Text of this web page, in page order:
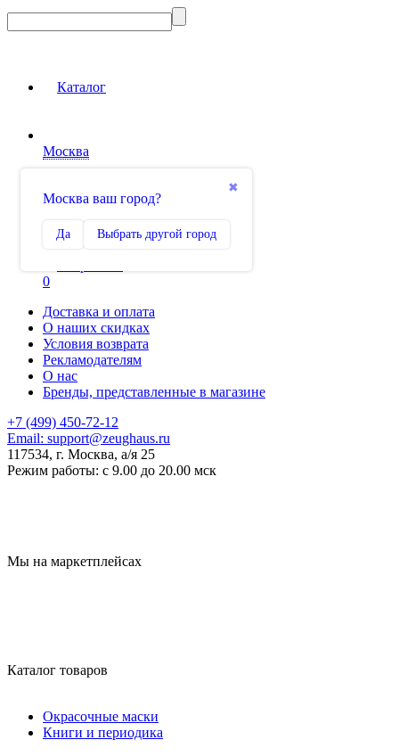
Каталог
Москва
✖
Москва ваш город?
Да Выбрать другой город
Сравнение
0
Доставка и оплата
О наших скидках
Условия возврата
Рекламодателям
О нас
Бренды, представленные в магазине
+7 (499) 450-72-12
Email: support@zeughaus.ru
117534, г. Москва, а/я 25
Режим работы: с 9.00 до 20.00 мск
Мы на маркетплейсах
Каталог товаров
Окрасочные маски
Книги и периодика